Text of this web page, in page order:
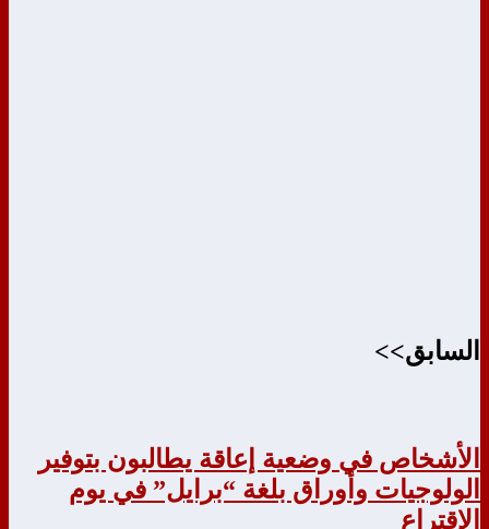
السابق>>
الأشخاص في وضعية إعاقة يطالبون بتوفير
الولوجيات وأوراق بلغة “برايل” في يوم
الإقتراع